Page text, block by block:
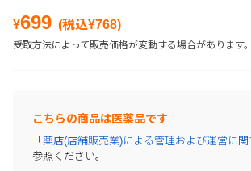
¥699 (税込¥768)
受取方法によって販売価格が変動する場合があります。
こちらの商品は医薬品です
「 薬店(店舗販売業)による管理および運営に
参照ください。